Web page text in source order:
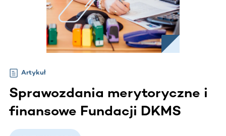
Artykuł
Sprawozdania merytoryczne i
finansowe Fundacji DKMS